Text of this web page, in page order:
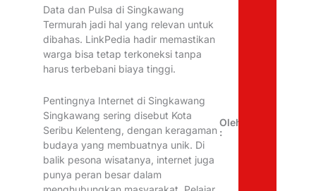
Data dan Pulsa di Singkawang
Termurah jadi hal yang relevan untuk
dibahas. LinkPedia hadir memastikan
warga bisa tetap terkoneksi tanpa
harus terbebani biaya tinggi.
Pentingnya Internet di Singkawang
Singkawang sering disebut Kota
Seribu Kelenteng, dengan keragaman
budaya yang membuatnya unik. Di
balik pesona wisatanya, internet juga
punya peran besar dalam
Oleh
: